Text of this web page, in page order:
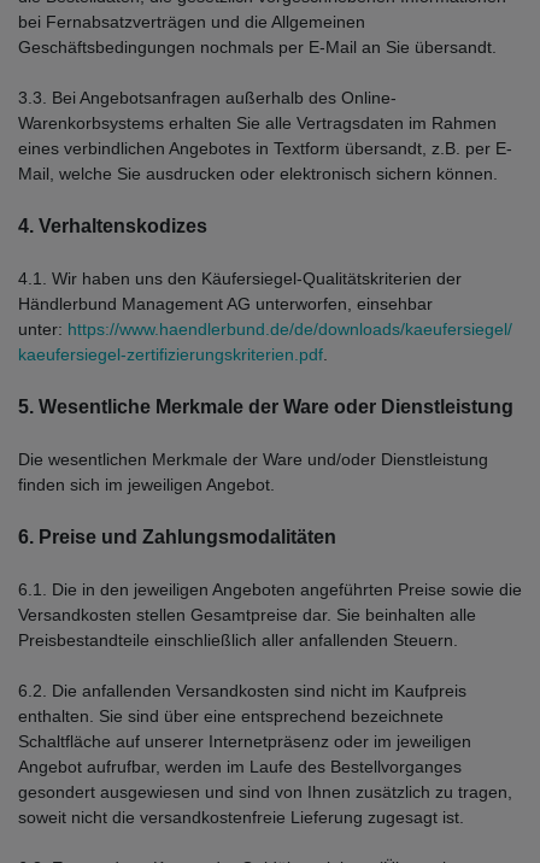
bei Fernabsatzverträgen und die Allgemeinen
Geschäftsbedingungen nochmals per E-Mail an Sie übersandt.
3.3. Bei Angebotsanfragen außerhalb des Online-
Warenkorbsystems erhalten Sie alle Vertragsdaten im Rahmen
eines verbindlichen Angebotes in Textform übersandt, z.B. per E-
Mail, welche Sie ausdrucken oder elektronisch sichern können.
4. Verhaltenskodizes
4.1. Wir haben uns den Käufersiegel-Qualitätskriterien der
Händlerbund Management AG unterworfen, einsehbar
unter: https://www.haendlerbund.de/de/downloads/kaeufersiegel/
kaeufersiegel-zertifizierungskriterien.pdf
5. Wesentliche Merkmale der Ware oder Dienstleistung
Die wesentlichen Merkmale der Ware und/oder Dienstleistung
finden sich im jeweiligen Angebot.
6. Preise und Zahlungsmodalitäten
6.1. Die in den jeweiligen Angeboten angeführten Preise sowie die
Versandkosten stellen Gesamtpreise dar. Sie beinhalten alle
Preisbestandteile einschließlich aller anfallenden Steuern.
6.2. Die anfallenden Versandkosten sind nicht im Kaufpreis
enthalten. Sie sind über eine entsprechend bezeichnete
Schaltfläche auf unserer Internetpräsenz oder im jeweiligen
Angebot aufrufbar, werden im Laufe des Bestellvorganges
gesondert ausgewiesen und sind von Ihnen zusätzlich zu tragen,
soweit nicht die versandkostenfreie Lieferung zugesagt ist.